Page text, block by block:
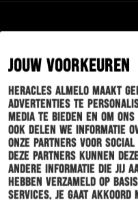
JOUW VOORKEUREN
Heracles Almelo maakt
advertenties te
media te bieden en om
Ook delen we informatie
onze partners voor social
Deze partners kunnen
andere informatie die jij
hebben verzameld op
services. Je gaat akkoord